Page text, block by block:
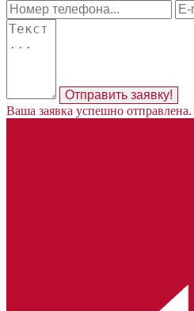
Отправить заявку!
Ваша заявка успешно отправлена.